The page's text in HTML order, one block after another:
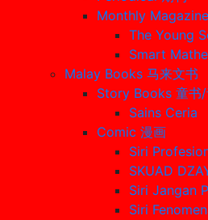
Monthly
The Young
Smart
Malay Books 马来文书
Story Books 童书/
Sains Ceria
Comic 漫画
Siri
SKUAD
Siri Jangan
Siri